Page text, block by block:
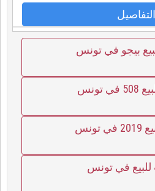
التفاصيل
بيجو في تونس
تونس
في تونس